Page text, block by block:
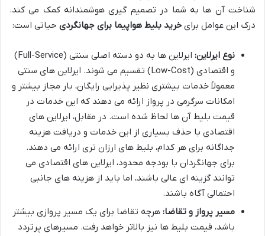
شناخت آن ها به شما در تصمیم گیری هوشمندانه کمک می کند.
درک این عوامل برای خرید بلیط هواپیما برای جهانگردی حیاتی است:
نوع ایرلاین:
ایرلاین ها به دو دسته اصلی سنتی (Full-Service)
و اقتصادی (Low-Cost) تقسیم می شوند. ایرلاین های سنتی
معمولاً خدمات بیشتری نظیر پذیرایی رایگان، بار مجاز بیشتر و
امکانات سرگرمی در پرواز ارائه می دهند که این خدمات در
قیمت بلیط آن ها لحاظ شده است. در مقابل، ایرلاین های
اقتصادی با حذف بسیاری از این خدمات و دریافت هزینه
جداگانه برای هر کدام، بلیط های ارزان تری ارائه می دهند.
برای جهانگردان با بودجه محدود، ایرلاین های اقتصادی می
توانند گزینه ای عالی باشند، اما باید از هزینه های جانبی
احتمالی آگاه باشند.
مسیر پرواز و تقاضا: هرچه تقاضا برای یک مسیر پروازی بیشتر
باشد، قیمت بلیط ها نیز بالاتر خواهد رفت. مسیرهای پرتردد